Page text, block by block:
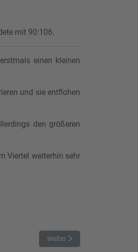
mit 90:106.
einen kleinen
und sie entflohen
den größeren
Viertel weiterhin sehr
Nächster Beitrag: BAURADO
Weiter